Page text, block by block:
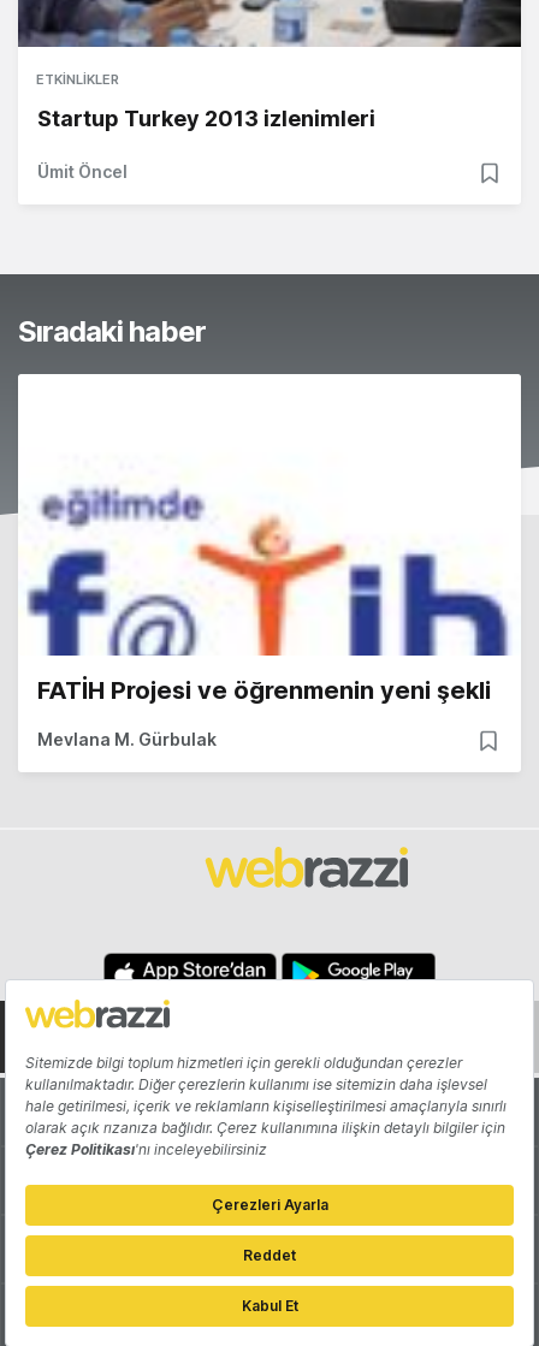
ETKINLIKLER
Startup Turkey 2013 izlenimleri
Ümit Öncel
Sıradaki haber
FATİH Projesi ve öğrenmenin yeni şekli
Mevlana M. Gürbulak
Hakkında Yazarlar
Katkıda Bulun Reklam